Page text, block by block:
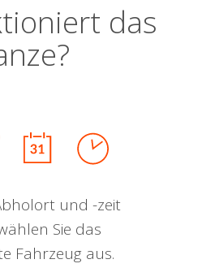
das
und -zeit
Sie das
Fahrzeug aus.